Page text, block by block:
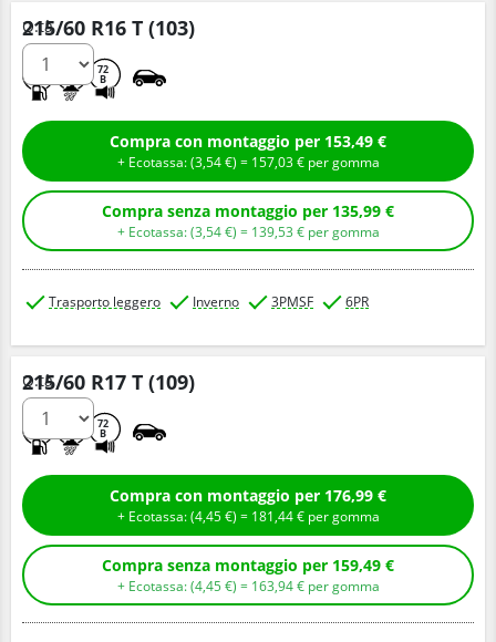
215/60 R16 T (103)
72
B
Q.tà
Compra con montaggio per 153,49 €
+ Ecotassa: (3,54€ ) = 157,03€ per gomma
Compra senza montaggio per 135,99 €
+ Ecotassa: (3,54€ ) = 139,53 € per gomma
Trasporto leggero Inverno 3PMSF 6PR
215/60 R17 T (109)
72
B
Q.tà
Compra con montaggio per 176,99 €
+ Ecotassa: (4,45€ ) = 181,44€ per gomma
Compra senza montaggio per 159,49 €
+ Ecotassa: (4,45€ ) = 163,94€ per gomma